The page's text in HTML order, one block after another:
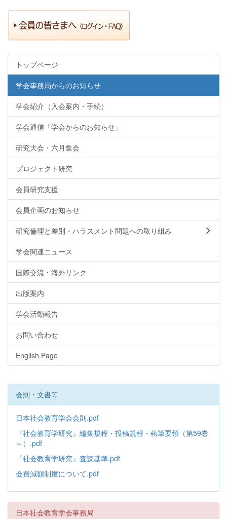
トップページ
学会事務局からのお知らせ
学会紹介（入会案内・手続）
学会通信「学会からのお知らせ」
研究大会・六月集会
プロジェクト研究
会員研究支援
会員企画のお知らせ
研究倫理と差別・ハラスメント問題への取り組み
学会関連ニュース
国際交流・海外リンク
出版案内
学会活動報告
お問い合わせ
English Page
会則・文書等
日本社会教育学会会則.pdf
『社会教育学研究』編集規程・投稿規程・執筆要領（第59巻
～）.pdf
『社会教育学研究』査読基準.pdf
会費減額制度について.pdf
日本社会教育学会事務局